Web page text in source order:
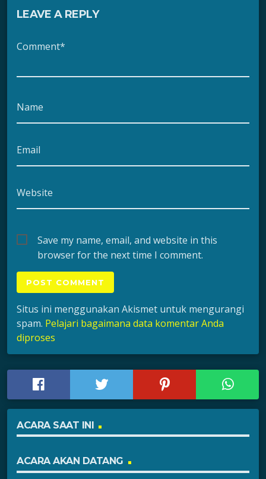
LEAVE A REPLY
Comment*
Name
Email
Website
Save my name, email, and website in this
browser for the next time I comment.
Situs ini menggunakan Akismet untuk mengurangi
spam. Pelajari bagaimana data komentar Anda
diproses
ACARA SAAT INI
ACARA AKAN DATANG